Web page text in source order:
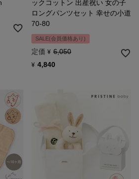
ックコットン 出産祝い 女の子
ロングパンツセット 幸せの小道
70-80
SALE(会員価格あり)
定価 ¥ 6,050
¥ 4,840